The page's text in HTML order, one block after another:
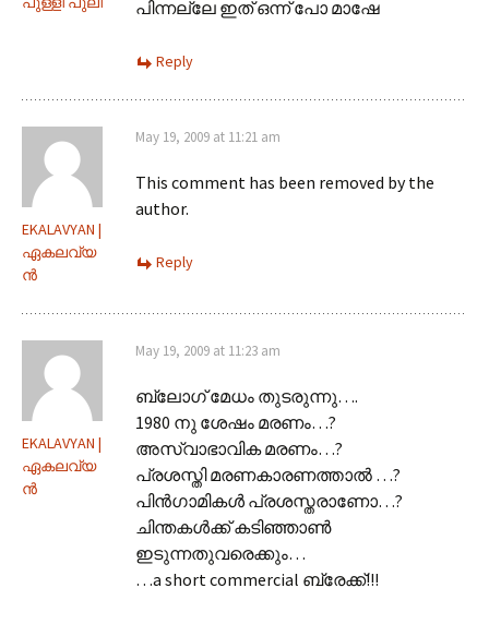
പിന്നല്ലേ ഇത് ഒന്ന് പോ മാഷേ
Reply
EKALAVYAN |
ഏകലവ്യ
ന്‍
May 19, 2009 at 11:21 am
This comment has been removed by the
author.
Reply
EKALAVYAN |
ഏകലവ്യ
ന്‍
May 19, 2009 at 11:23 am
ബ്ലോഗ്‌ മേധം തുടരുന്നു….
1980 നു ശേഷം മരണം…?
അസ്വാഭാവിക മരണം…?
പ്രശസ്തി മരണകാരണത്താല്‍ …?
പിന്‍ഗാമികള്‍ പ്രശസ്തരാണോ…?
ചിന്തകള്‍ക്ക് കടിഞ്ഞാണ്‍
ഇടുന്നതുവരെക്കും…
…a short commercial ബ്രേക്ക്‌!!!